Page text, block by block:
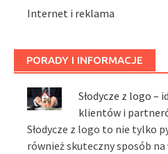
Internet i reklama
PORADY I INFORMACJE
Słodycze z logo –
klientów i
Słodycze z logo to nie tylko
również skuteczny sposób